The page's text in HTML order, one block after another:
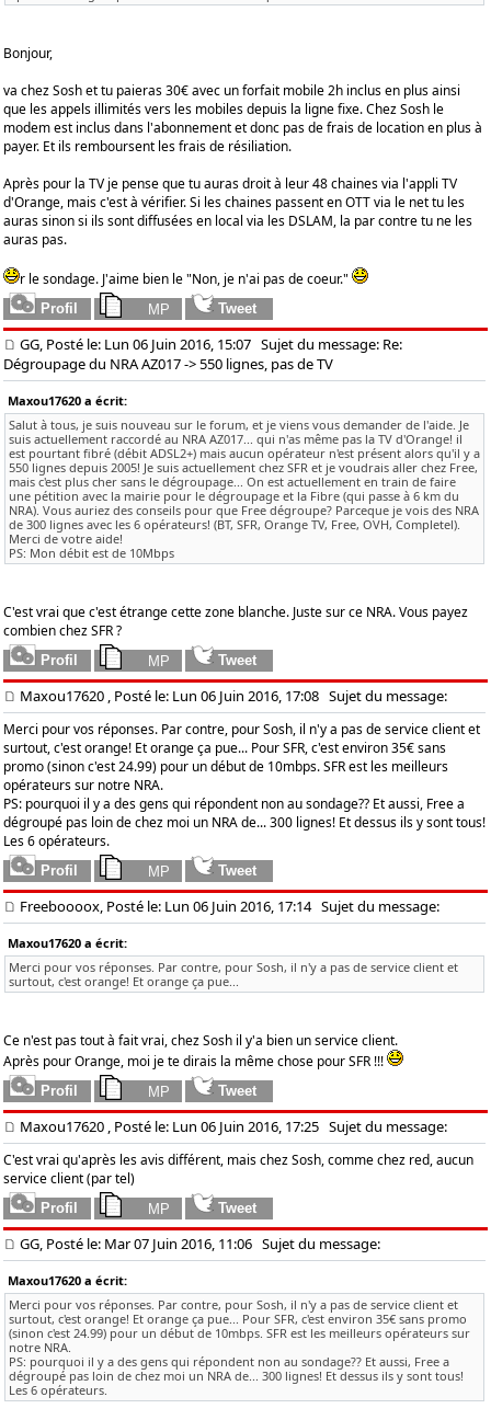
Bonjour,
va chez Sosh et tu paieras 30€ avec un forfait mobile 2h inclus en plus ainsi
que les appels illimités vers les mobiles depuis la ligne fixe. Chez Sosh le
modem est inclus dans l'abonnement et donc pas de frais de location en plus à
payer. Et ils remboursent les frais de résiliation.
Après pour la TV je pense que tu auras droit à leur 48 chaines via l'appli TV
d'Orange, mais c'est à vérifier. Si les chaines passent en OTT via le net tu les
auras sinon si ils sont diffusées en local via les DSLAM, la par contre tu ne les
auras pas.
r le sondage. J'aime bien le "Non, je n'ai pas de coeur."
GG, Posté le: Lun 06 Juin 2016, 15:07 Sujet du message: Re:
Dégroupage du NRA AZ017 -> 550 lignes, pas de TV
Maxou17620 a écrit:
Salut à tous, je suis nouveau sur le forum, et je viens vous demander de l'aide. Je
suis actuellement raccordé au NRA AZ017... qui n'as même pas la TV d'Orange! il
est pourtant fibré (débit ADSL2+) mais aucun opérateur n'est présent alors qu'il y a
550 lignes depuis 2005! Je suis actuellement chez SFR et je voudrais aller chez Free,
mais c'est plus cher sans le dégroupage... On est actuellement en train de faire
une pétition avec la mairie pour le dégroupage et la Fibre (qui passe à 6 km du
NRA). Vous auriez des conseils pour que Free dégroupe? Parceque je vois des NRA
de 300 lignes avec les 6 opérateurs! (BT, SFR, Orange TV, Free, OVH, Completel).
Merci de votre aide!
PS: Mon débit est de 10Mbps
C'est vrai que c'est étrange cette zone blanche. Juste sur ce NRA. Vous payez
combien chez SFR ?
Maxou17620 , Posté le: Lun 06 Juin 2016, 17:08 Sujet du message:
Merci pour vos réponses. Par contre, pour Sosh, il n'y a pas de service client et
surtout, c'est orange! Et orange ça pue... Pour SFR, c'est environ 35€ sans
promo (sinon c'est 24.99) pour un début de 10mbps. SFR est les meilleurs
opérateurs sur notre NRA.
PS: pourquoi il y a des gens qui répondent non au sondage?? Et aussi, Free a
dégroupé pas loin de chez moi un NRA de... 300 lignes! Et dessus ils y sont tous!
Les 6 opérateurs.
Freeboooox, Posté le: Lun 06 Juin 2016, 17:14Sujet du message:
Maxou17620 a écrit:
Merci pour vos réponses. Par contre, pour Sosh, il n'y a pas de service client et
surtout, c'est orange! Et orange ça pue...
Ce n'est pas tout à fait vrai, chez Sosh il y'a bien un service client.
Après pour Orange, moi je te dirais la même chose pour SFR !!!
Maxou17620 , Posté le: Lun 06 Juin 2016, 17:25 Sujet du message:
C'est vrai qu'après les avis différent, mais chez Sosh, comme chez red, aucun
service client (par tel)
GG, Posté le: Mar 07 Juin 2016, 11:06 Sujet du message:
Maxou17620 a écrit:
Merci pour vos réponses. Par contre, pour Sosh, il n'y a pas de service client et
surtout, c'est orange! Et orange ça pue... Pour SFR, c'est environ 35€ sans promo
(sinon c'est 24.99) pour un début de 10mbps. SFR est les meilleurs opérateurs sur
notre NRA.
PS: pourquoi il y a des gens qui répondent non au sondage?? Et aussi, Free a
dégroupé pas loin de chez moi un NRA de... 300 lignes! Et dessus ils y sont tous!
Les 6 opérateurs.